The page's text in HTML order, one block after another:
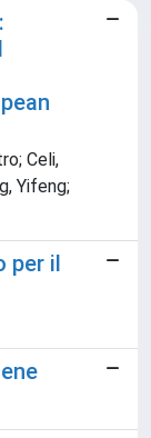
Celi,
Yifeng;
per il